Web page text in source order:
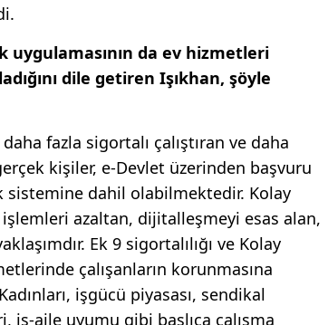
da ev hizmetleri
dile getiren Işıkhan, şöyle
fazla sigortalı çalıştıran ve daha
kişiler, e-Devlet üzerinden başvuru
sistemine dahil olabilmektedir. Kolay
azaltan, dijitalleşmeyi esas alan,
Ek 9 sigortalılığı ve Kolay
çalışanların korunmasına
işgücü piyasası, sendikal
iş-aile uyumu gibi başlıca çalışma